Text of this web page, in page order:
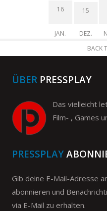
16
JAN.
15
DEZ.
BACK
ÜBER PRESSPLAY
Das vielleicht
Film- , Games
PRESSPLAY
Gib deine E-Mail-Adresse
abonnieren und
via E-Mail zu erhalten.